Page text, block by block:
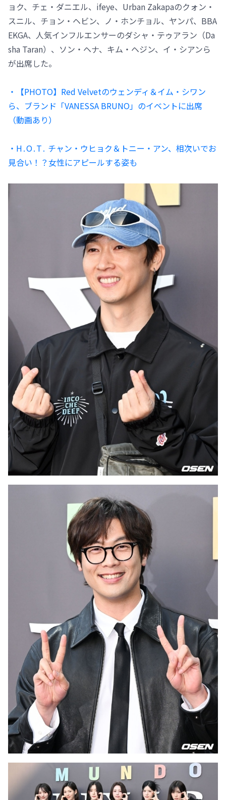
ョク、チェ・ダニエル、ifeye、Urban Zakapaのクォン・
スニル、チョン・ヘビン、ノ・ホンチョル、ヤンパ、BBA
EKGA、人気インフルエンサーのダシャ・テゥアラン（Da
sha Taran）、ソン・ヘナ、キム・ヘジン、イ・シアンら
が出席した。
・【PHOTO】Red Velvetのウェンディ＆イム・シワン
ら、ブランド「VANESSA BRUNO」のイベントに出席
（動画あり）
・H․O․T․ チャン・ウヒョク＆トニー・アン、相次いでお
見合い！？女性にアピールする姿も